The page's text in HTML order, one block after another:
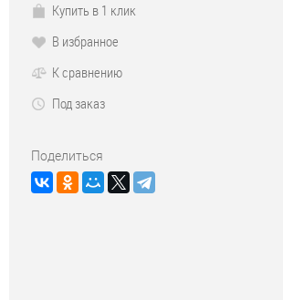
Купить в 1 клик
В избранное
К сравнению
Под заказ
Поделиться